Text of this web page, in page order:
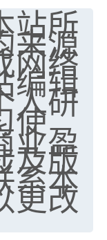
站所
来源
网络
编辑
人研
使
业盈
及版
系本
更改